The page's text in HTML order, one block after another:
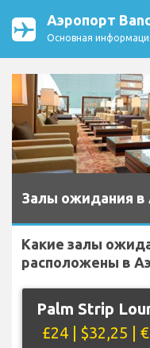
Аэропорт
Основная
Залы ожидания в
Какие залы
расположены в
Palm Strip
£24 | $32,25 |